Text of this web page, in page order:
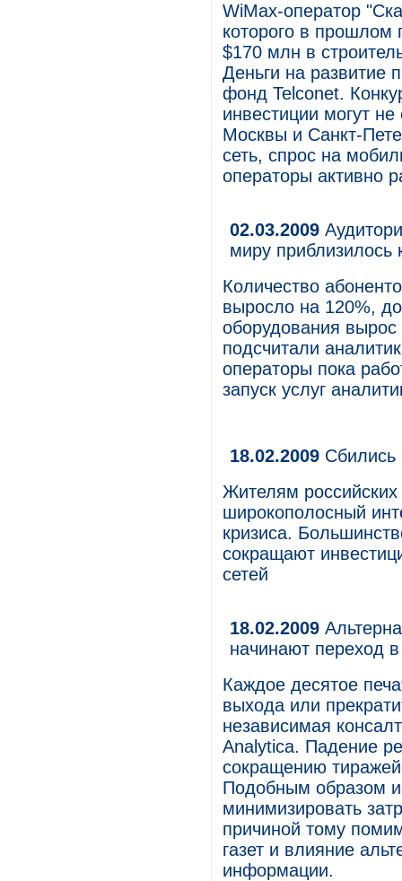
WiMax-оператор
которого в прошлом
$170 млн в
Деньги на развитие
фонд Telconet.
инвестиции могут
Москвы и Санкт-
сеть, спрос на
операторы активно
02.03.2009
миру
Количество
выросло на 120%,
оборудования
подсчитали
операторы пока
запуск услуг
18.02.2009 Сбились
Жителям
широкополосный
кризиса.
сокращают
сетей
18.02.2009
начинают переход
Каждое десятое
выхода или
независимая
Analytica. Падение
сокращению
Подобным образом
минимизировать
причиной тому
газет и влияние
информации.